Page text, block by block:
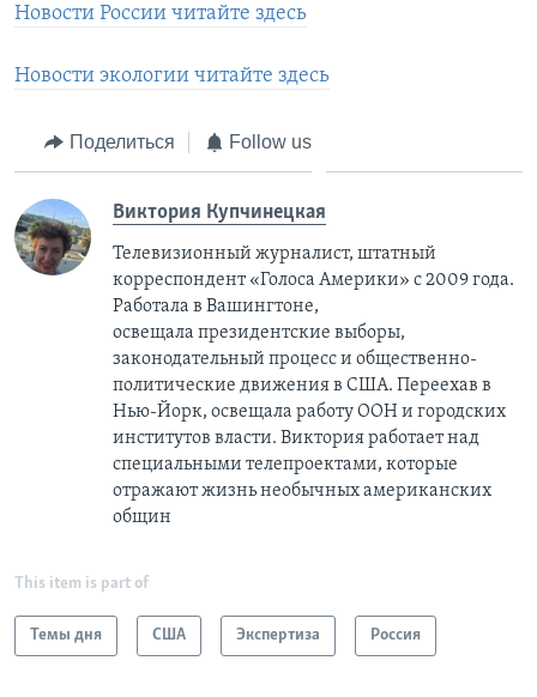
Новости России читайте здесь
Новости экологии читайте здесь
Поделиться Follow us
Виктория Купчинецкая
Телевизионный журналист, штатный
корреспондент «Голоса Америки» с 2009 года.
Работала в Вашингтоне,
освещала президентские выборы,
законодательный процесс и общественно-
политические движения в США. Переехав в
Нью-Йорк, освещала работу ООН и городских
институтов власти. Виктория работает над
специальными телепроектами, которые
отражают жизнь необычных американских
общин
This item is part of
Темы дня США Экспертиза Россия